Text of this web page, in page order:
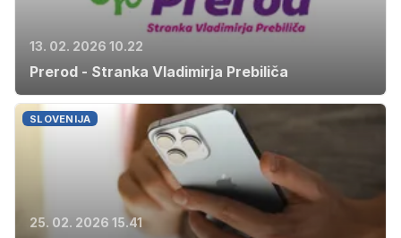
13. 02. 2026 10.22
Prerod - Stranka Vladimirja Prebiliča
SLOVENIJA
25. 02. 2026 15.41